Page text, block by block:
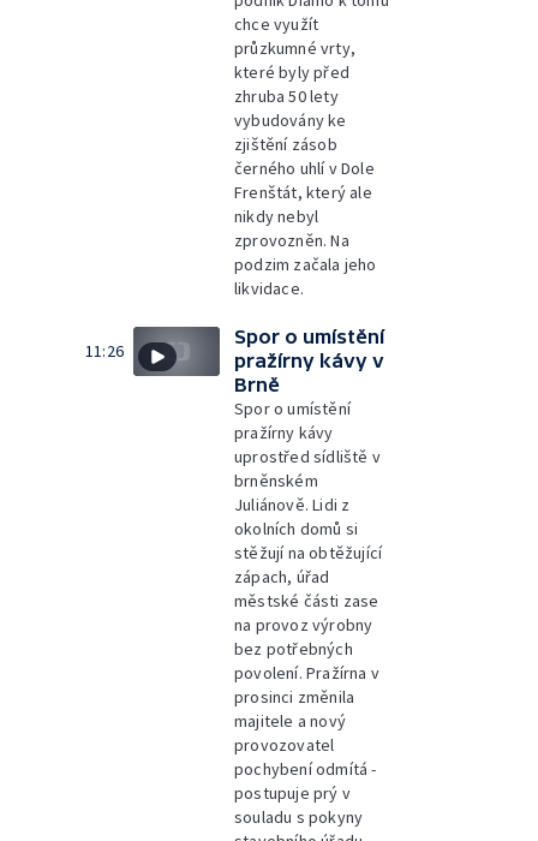
chce využít
průzkumné vrty,
které byly před
zhruba 50 lety
vybudovány ke
zjištění zásob
černého uhlí v Dole
Frenštát, který ale
nikdy nebyl
zprovozněn. Na
podzim začala jeho
likvidace.
11:26
Spor o umístění
pražírny kávy v
Brně
Spor o umístění
pražírny kávy
uprostřed sídliště v
brněnském
Juliánově. Lidi z
okolních domů si
stěžují na obtěžující
zápach, úřad
městské části zase
na provoz výrobny
bez potřebných
povolení. Pražírna v
prosinci změnila
majitele a nový
provozovatel
pochybení odmítá -
postupuje prý v
souladu s pokyny